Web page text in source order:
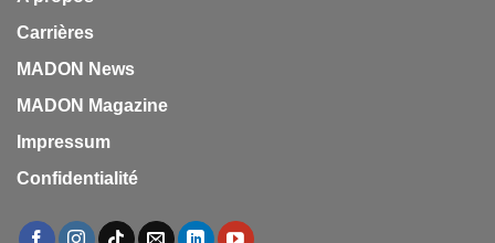
Carrières
MADON News
MADON Magazine
Impressum
Confidentialité